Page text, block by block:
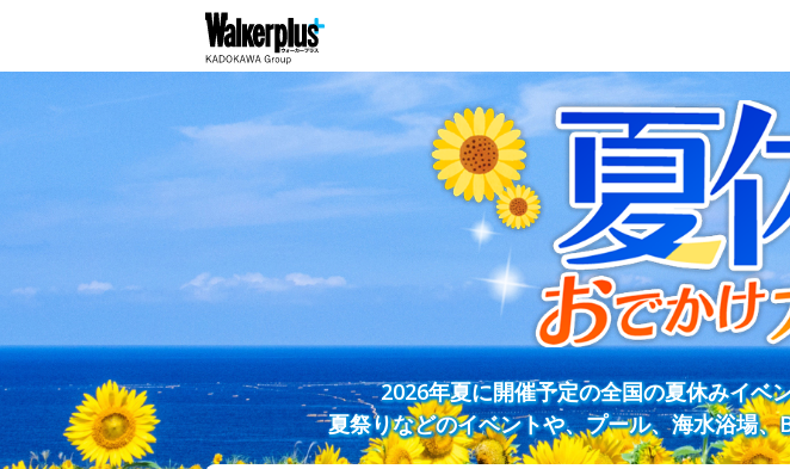
2026年夏に開催予定の全国の夏休みイベ
夏祭りなどのイベントや、プール、海水浴場